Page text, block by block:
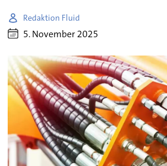
Redaktion Fluid
5. November 2025